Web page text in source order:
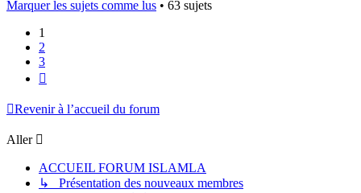
Marquer les sujets comme lus • 63 sujets
1
2
3
Revenir à l’accueil du forum
Aller
ACCUEIL FORUM ISLAMLA
↳ Présentation des nouveaux membres